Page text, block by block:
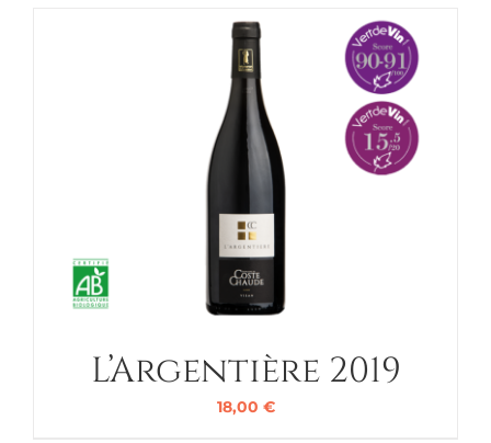
L’Argentière 2019
18,00 €